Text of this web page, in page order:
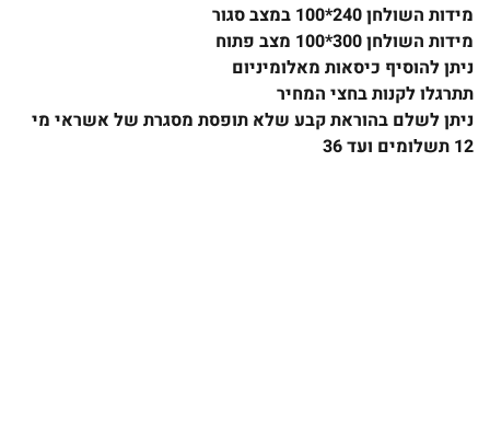
מידות השולחן 240*
100 במצב סגור
מידות השולחן 300*100 מצב פתוח
ניתן להוסיף כיסאות מאלומיניום
תתרגלו לקנות בחצי המחיר
ניתן לשלם בהוראת קבע שלא תופסת מסגרת של אשראי מי
12 תשלומים ועד 36